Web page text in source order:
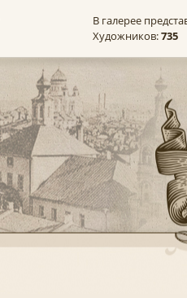
В галерее
Художников:735